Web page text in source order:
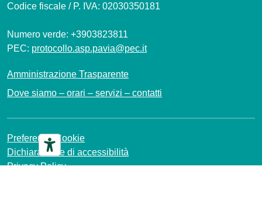
Codice fiscale / P. IVA: 02030350181
Numero verde: +3903823811
PEC: protocollo.asp.pavia@pec.it
Amministrazione Trasparente
Dove siamo – orari – servizi – contatti
Preferenze Cookie
Dichiarazione di accessibilità
Privacy Policy